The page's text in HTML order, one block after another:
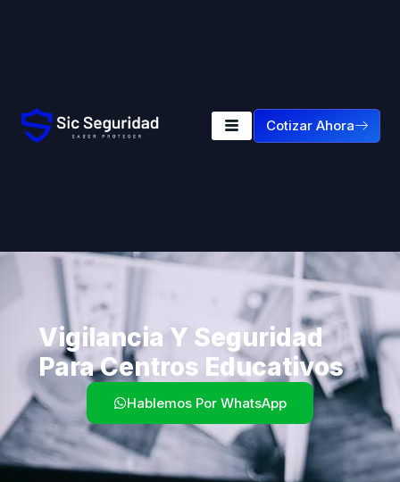
Cotizar Ahora
Vigilancia Y Seguridad
Para Centros Educativos
Hablemos Por WhatsApp